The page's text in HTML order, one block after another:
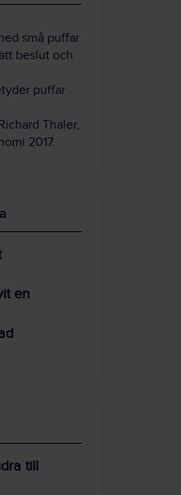
små puffar
beslut och
puffar
Thaler,
2017.
en
till